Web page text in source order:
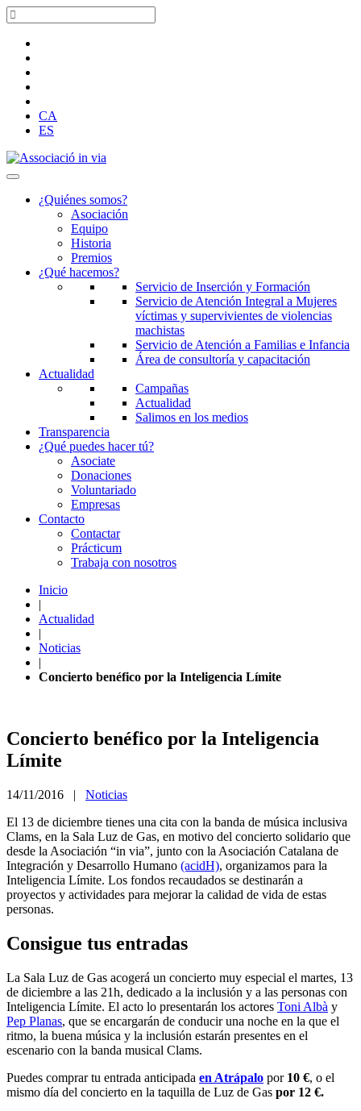
CA
ES
¿Quiénes somos?
Asociación
Equipo
Historia
Premios
¿Qué hacemos?
Servicio de Inserción y Formación
Servicio de Atención Integral a Mujeres
víctimas y supervivientes de violencias
machistas
Servicio de Atención a Familias e Infancia
Área de consultoría y capacitación
Actualidad
Campañas
Actualidad
Salimos en los medios
Transparencia
¿Qué puedes hacer tú?
Asociate
Donaciones
Voluntariado
Empresas
Contacto
Contactar
Prácticum
Trabaja con nosotros
Inicio
|
Actualidad
|
Noticias
|
Concierto benéfico por la Inteligencia Límite
Concierto benéfico por la Inteligencia
Límite
14/11/2016 | Noticias
El 13 de diciembre tienes una cita con la banda de música inclusiva
Clams, en la Sala Luz de Gas, en motivo del concierto solidario que
desde la Asociación “in via”, junto con la Asociación Catalana de
Integración y Desarrollo Humano (acidH), organizamos para la
Inteligencia Límite. Los fondos recaudados se destinarán a
proyectos y actividades para mejorar la calidad de vida de estas
personas.
Consigue tus entradas
La Sala Luz de Gas acogerá un concierto muy especial el martes, 13
de diciembre a las 21h, dedicado a la inclusión y a las personas con
Inteligencia Límite. El acto lo presentarán los actores Toni Albà y
Pep Planas, que se encargarán de conducir una noche en la que el
ritmo, la buena música y la inclusión estarán presentes en el
escenario con la banda musical Clams.
Puedes comprar tu entrada anticipada en Atrápalo por 10 €, o el
mismo día del concierto en la taquilla de Luz de Gas por 12 €.